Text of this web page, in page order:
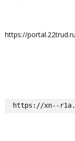
https://
https://xn--